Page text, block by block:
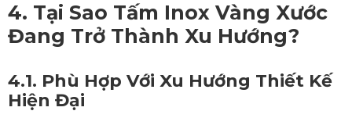
4. Tại Sao Tấm Inox Vàng Xước
Đang Trở Thành Xu Hướng?
4.1. Phù Hợp Với Xu Hướng Thiết Kế
Hiện Đại